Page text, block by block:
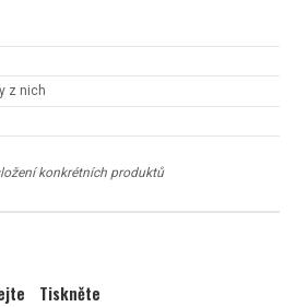
z nich
konkrétních produktů
Tiskněte